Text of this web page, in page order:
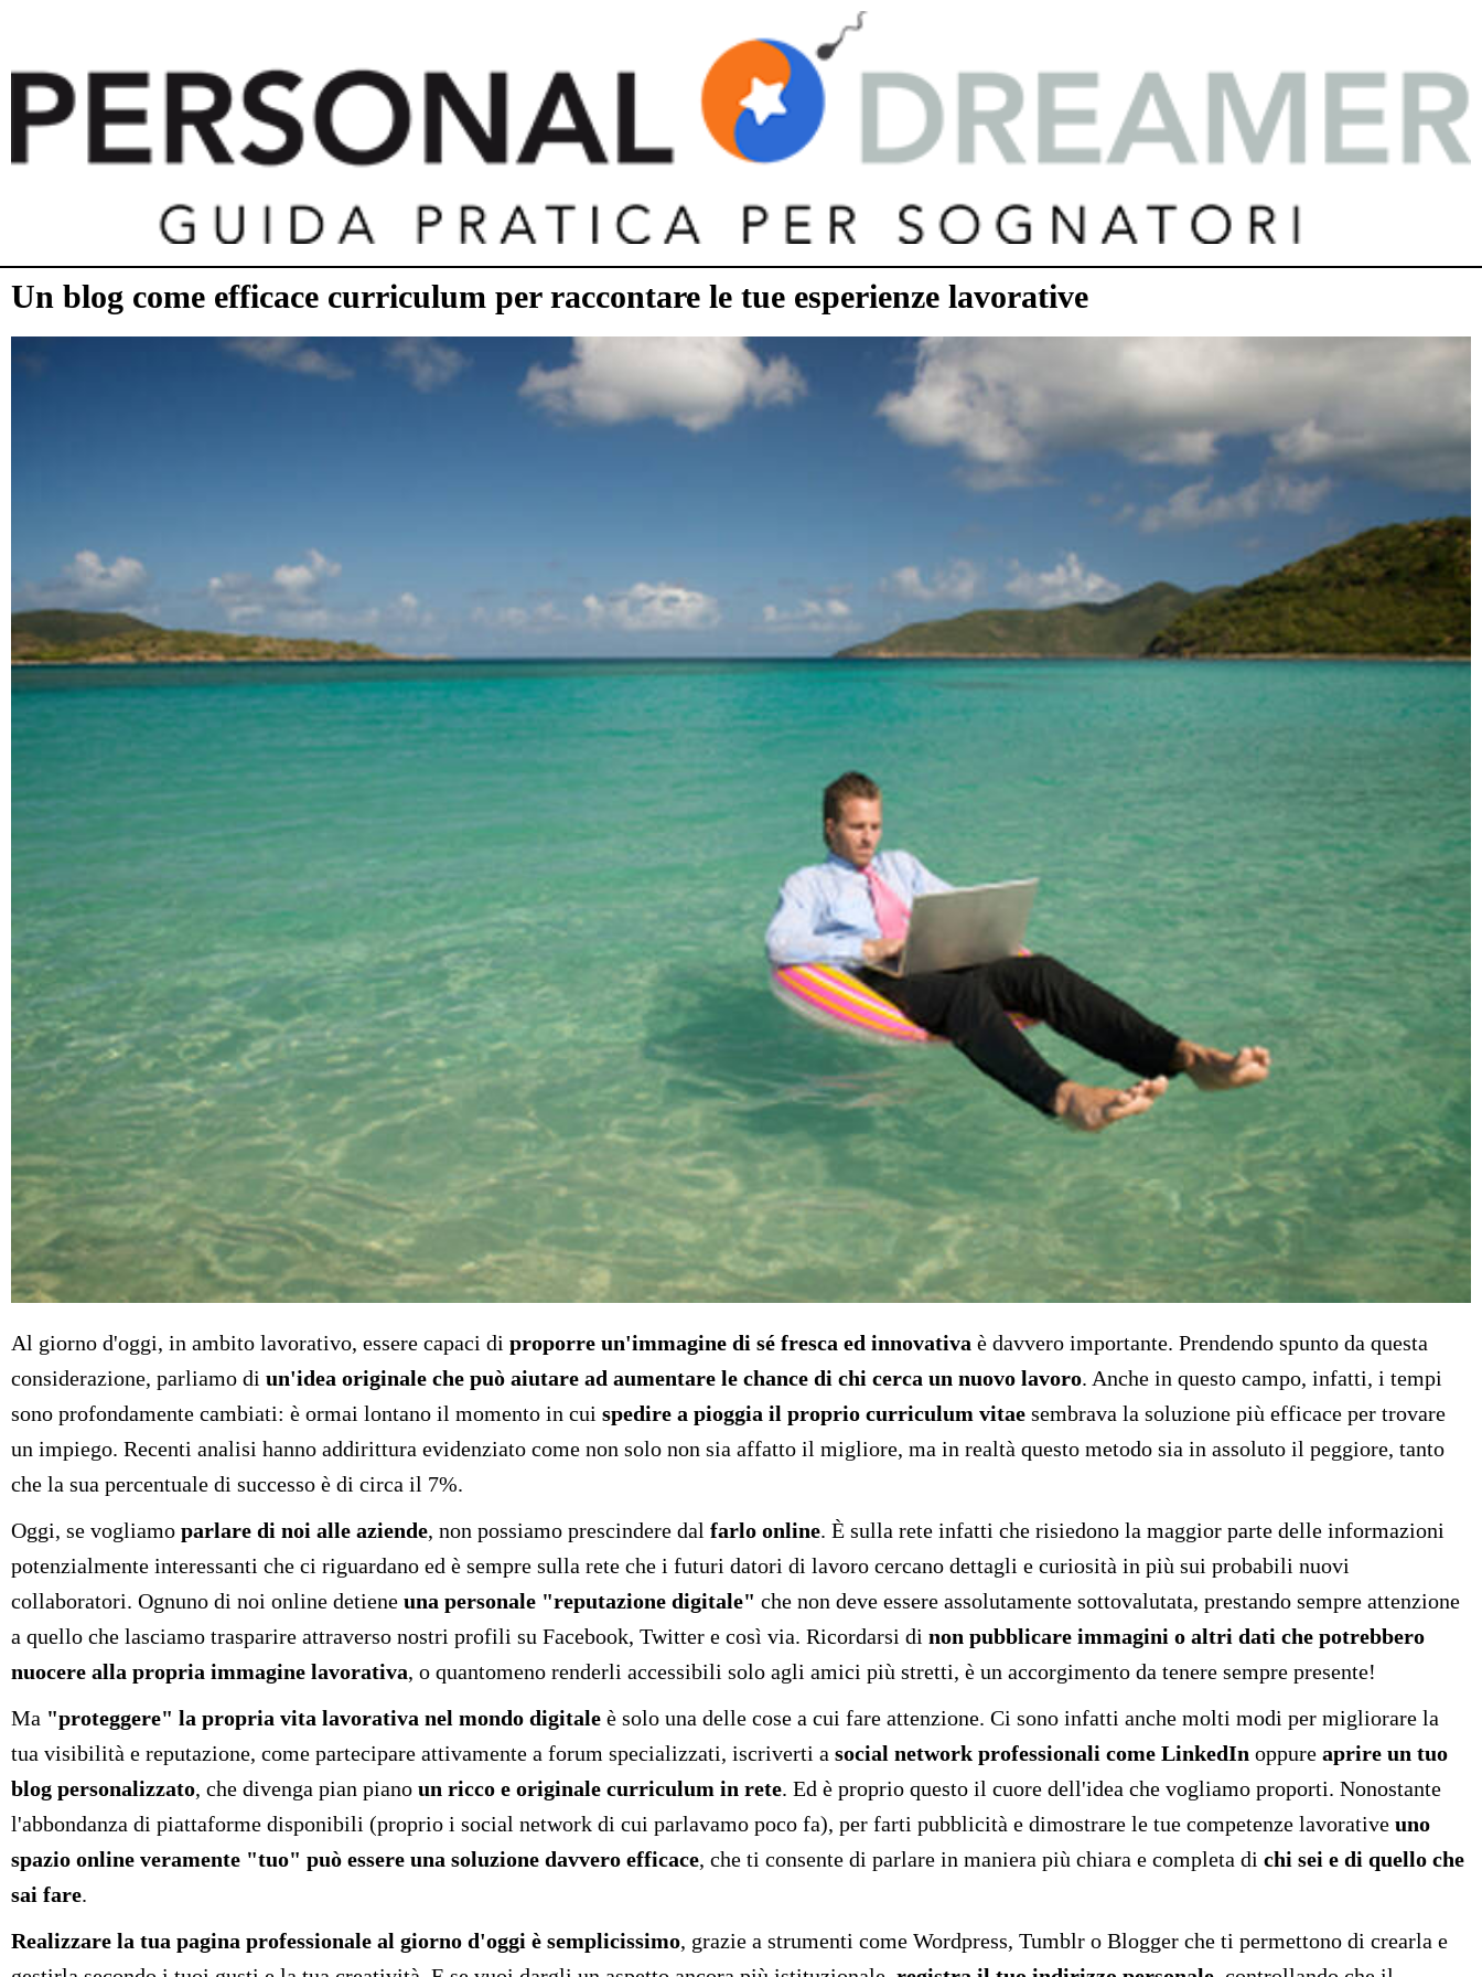
Un blog come efficace curriculum per raccontare le tue esperienze lavorative
Al giorno d'oggi, in ambito lavorativo, essere capaci di proporre un'immagine di sé fresca ed innovativa è davvero importante. Prendendo spunto da questa
considerazione, parliamo di un'idea originale che può aiutare ad aumentare le chance di chi cerca un nuovo lavoro. Anche in questo campo, infatti, i tempi
sono profondamente cambiati: è ormai lontano il momento in cui spedire a pioggia il proprio curriculum vitae sembrava la soluzione più efficace per trovare
un impiego. Recenti analisi hanno addirittura evidenziato come non solo non sia affatto il migliore, ma in realtà questo metodo sia in assoluto il peggiore, tanto
che la sua percentuale di successo è di circa il 7%.
Oggi, se vogliamo parlare di noi alle aziende, non possiamo prescindere dal farlo online. È sulla rete infatti che risiedono la maggior parte delle informazioni
potenzialmente interessanti che ci riguardano ed è sempre sulla rete che i futuri datori di lavoro cercano dettagli e curiosità in più sui probabili nuovi
collaboratori. Ognuno di noi online detiene una personale "reputazione digitale" che non deve essere assolutamente sottovalutata, prestando sempre attenzione
a quello che lasciamo trasparire attraverso nostri profili su Facebook, Twitter e così via. Ricordarsi di non pubblicare immagini o altri dati che potrebbero
nuocere alla propria immagine lavorativa, o quantomeno renderli accessibili solo agli amici più stretti, è un accorgimento da tenere sempre presente!
Ma "proteggere" la propria vita lavorativa nel mondo digitale è solo una delle cose a cui fare attenzione. Ci sono infatti anche molti modi per migliorare la
tua visibilità e reputazione, come partecipare attivamente a forum specializzati, iscriverti a social network professionali come LinkedIn oppure aprire un tuo
blog personalizzato, che divenga pian piano un ricco e originale curriculum in rete. Ed è proprio questo il cuore dell'idea che vogliamo proporti. Nonostante
l'abbondanza di piattaforme disponibili (proprio i social network di cui parlavamo poco fa), per farti pubblicità e dimostrare le tue competenze lavorative uno
spazio online veramente "tuo" può essere una soluzione davvero efficace, che ti consente di parlare in maniera più chiara e completa di chi sei e di quello che
sai fare.
Realizzare la tua pagina professionale al giorno d'oggi è semplicissimo, grazie a strumenti come Wordpress, Tumblr o Blogger che ti permettono di crearla e